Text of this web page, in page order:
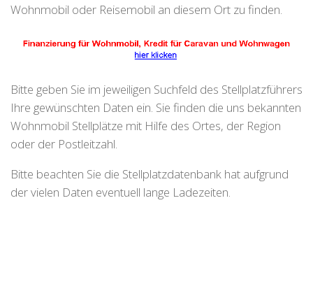
Wohnmobil oder Reisemobil an diesem Ort zu finden.
Bitte geben Sie im jeweiligen Suchfeld des Stellplatzführers
Ihre gewünschten Daten ein. Sie finden die uns bekannten
Wohnmobil Stellplätze mit Hilfe des Ortes, der Region
oder der Postleitzahl.
Bitte beachten Sie die Stellplatzdatenbank hat aufgrund
der vielen Daten eventuell lange Ladezeiten.